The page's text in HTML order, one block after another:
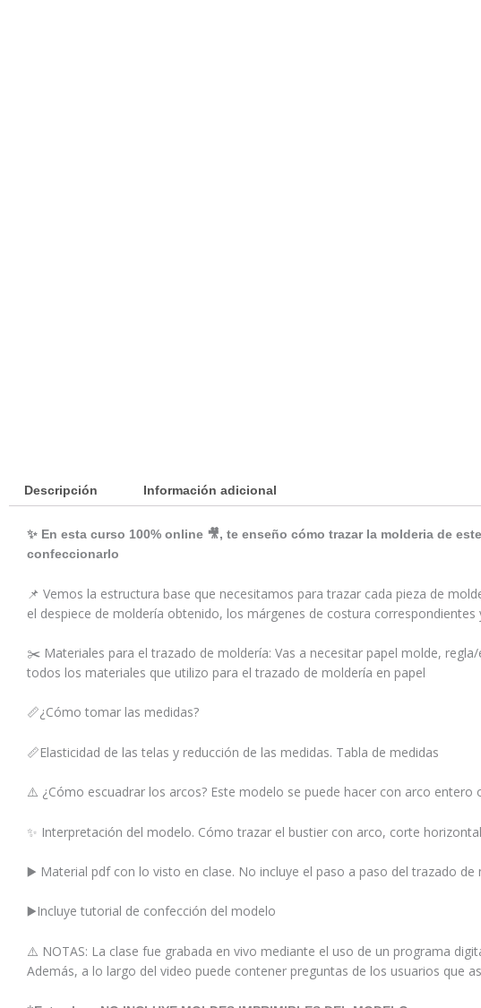
Descripción Información adicional
✨ En esta curso 100% online 🎥, te enseño cómo trazar la molderia de
confeccionarlo
📌 Vemos la estructura base que necesitamos para trazar cada pieza de
el despiece de moldería obtenido, los márgenes de costura
✂️ Materiales para el trazado de moldería: Vas a necesitar papel molde,
todos los materiales que utilizo para el trazado de moldería en papel
📏¿Cómo tomar las medidas?
📏Elasticidad de las telas y reducción de las medidas. Tabla de medidas
⚠️ ¿Cómo escuadrar los arcos? Este modelo se puede hacer con arco entero
✨ Interpretación del modelo. Cómo trazar el bustier con arco, corte
▶️ Material pdf con lo visto en clase. No incluye el paso a paso del trazado de
▶️Incluye tutorial de confección del modelo
⚠️ NOTAS: La clase fue grabada en vivo mediante el uso de un programa
Además, a lo largo del video puede contener preguntas de los usuarios que